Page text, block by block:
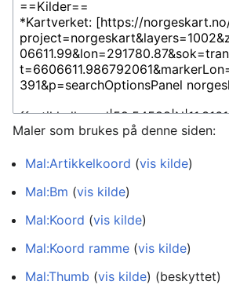
Maler som brukes på denne siden:
Mal:Artikkelkoord (vis kilde)
Mal:Bm (vis kilde)
Mal:Koord (vis kilde)
Mal:Koord ramme (vis kilde)
Mal:Thumb (vis kilde) (beskyttet)